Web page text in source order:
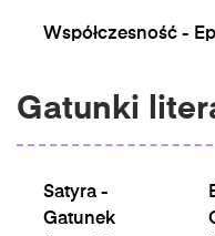
Współczesność -
Gatunki
Satyra -
Gatunek